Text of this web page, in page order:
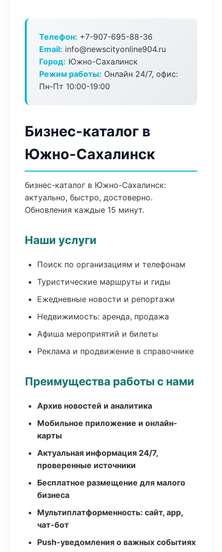
Телефон: +7-907-695-88-36
Email: info@newscityonline904.ru
Город: Южно-Сахалинск
Режим работы: Онлайн 24/7, офис:
Пн-Пт 10:00-19:00
Бизнес-каталог в
Южно-Сахалинск
бизнес-каталог в Южно-Сахалинск:
актуально, быстро, достоверно.
Обновления каждые 15 минут.
Наши услуги
Поиск по организациям и телефонам
Туристические маршруты и гиды
Ежедневные новости и репортажи
Недвижимость: аренда, продажа
Афиша мероприятий и билеты
Реклама и продвижение в справочнике
Преимущества работы с нами
Архив новостей и аналитика
Мобильное приложение и онлайн-
карты
Актуальная информация 24/7,
проверенные источники
Бесплатное размещение для малого
бизнеса
Мультиплатформенность: сайт, app,
чат-бот
Push-уведомления о важных событиях